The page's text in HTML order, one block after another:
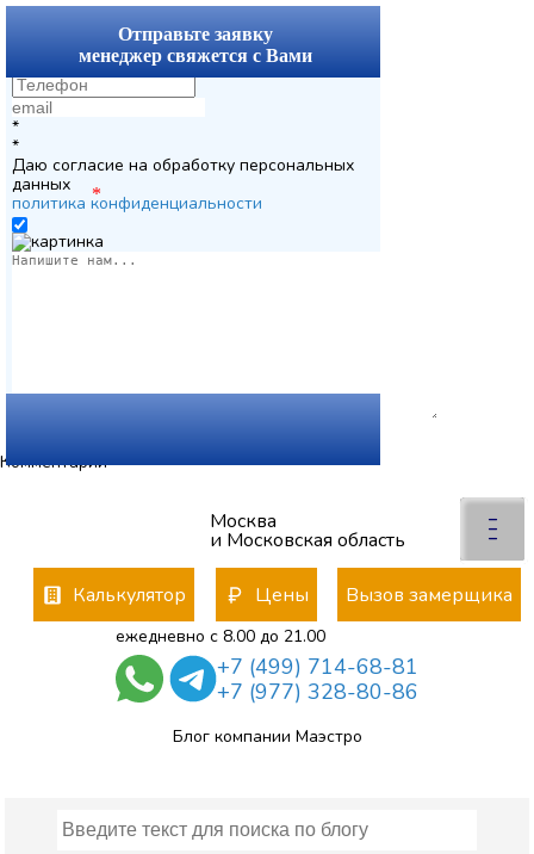
Отправьте заявку
менеджер свяжется с Вами
*
*
*
Даю согласие на обработку персональных
данных
политика конфиденциальности
Комментарии
Москва
и Московская область
Калькулятор Цены Вызов замерщика
ежедневно с 8.00 до 21.00
+7 (499) 714-68-81
+7 (977) 328-80-86
–
–
–
×
Блог компании Маэстро